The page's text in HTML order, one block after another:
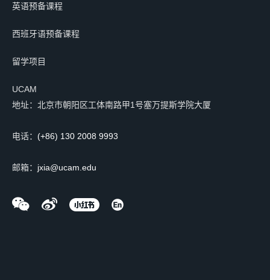
英语预备课程
西班牙语预备课程
留学项目
UCAM
地址：北京市朝阳区工体南路甲1号塞万提斯学院大厦
电话： (+86) 130 2008 9993
邮箱： jxia@ucam.edu